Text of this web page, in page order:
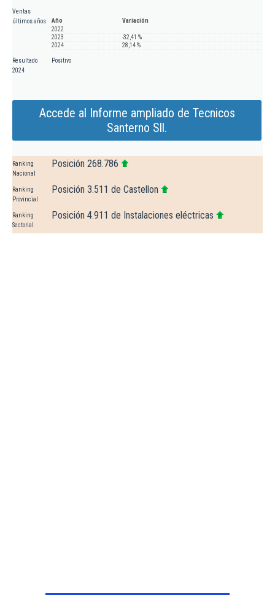
Ventas
últimos años
Año
Variación
2022
2023
-32,41 %
2024
28,14 %
Resultado
2024
Positivo
Accede al Informe ampliado de Tecnicos
Santerno Sll.
Ranking
Nacional
Posición 268.786
Ranking
Provincial
Posición 3.511 de Castellon
Ranking
Sectorial
Posición 4.911 de Instalaciones eléctricas